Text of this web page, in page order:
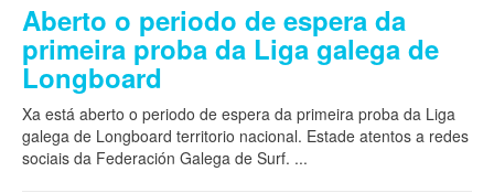
Aberto o periodo de espera da
primeira proba da Liga galega de
Longboard
Xa está aberto o periodo de espera da primeira proba da Liga
galega de Longboard territorio nacional. Estade atentos a redes
sociais da Federación Galega de Surf. ...